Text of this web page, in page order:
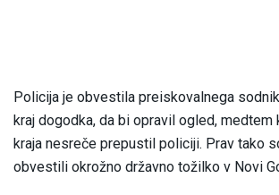
Policija je obvestila preiskovalnega
kraj dogodka, da bi opravil ogled, medtem
kraja nesreče prepustil policiji. Prav tako
obvestili okrožno državno tožilko v Novi